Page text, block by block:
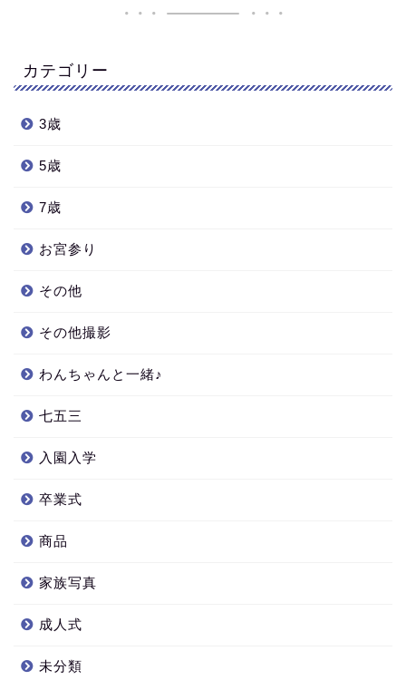
カテゴリー
3歳
5歳
7歳
お宮参り
その他
その他撮影
わんちゃんと一緒♪
七五三
入園入学
卒業式
商品
家族写真
成人式
未分類